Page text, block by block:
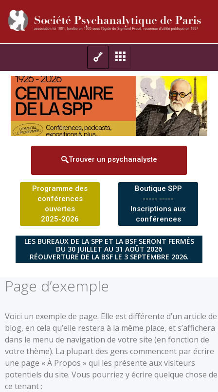
Trouver un psychanalyste
Programme des
conférences
ouvertes
2025-2026
Boutique SPP
----- -----
Inscriptions aux
conférences
LES BUREAUX DE LA SPP ET LA BSF SERONT FERMÉS
DU 30 JUILLET AU 31 AOÛT 2026
RÉOUVERTURE DE LA BSF LE 3 SEPTEMBRE 2026.
Page d’exemple
Voici un exemple de page. Elle est différente d’un article de
blog, en cela qu’elle restera à la même place, et s’affichera
dans le menu de navigation de votre site (en fonction de
votre thème). La plupart des gens commencent par écrire
une page « À Propos » qui les présente aux visiteurs
potentiels du site. Vous pourriez y écrire quelque chose de
ce tenant :